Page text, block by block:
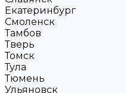
Екатеринбург
Смоленск
Тамбов
Тверь
Томск
Тула
Тюмень
Ульяновск